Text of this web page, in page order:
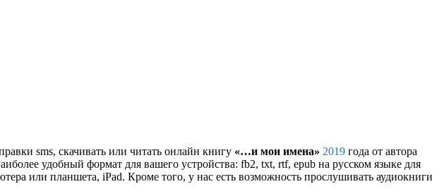
sms, скачивать или читать онлайн книгу «…и мои имена» 2019 года от автора
удобный формат для вашего устройства: fb2, txt, rtf, epub на русском языке для
или планшета, iPad. Кроме того, у нас есть возможность прослушивать аудиокниги